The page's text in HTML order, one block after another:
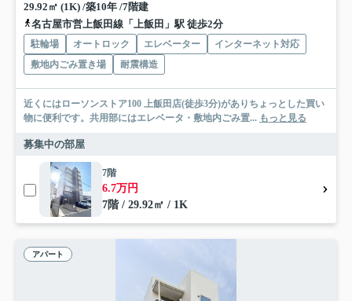
29.92㎡ (1K) /築10年 /7階建
名古屋市営上飯田線「上飯田」駅 徒歩2分
駐輪場 オートロック エレベーター
インターネット対応
敷地内ごみ置き場
耐震構造
近くにはローソンストア100 上飯田店(徒歩3分)がありちょっとした買い
物に便利です。共用部にはエレベータ・敷地内ごみ置... もっと見る
募集中の部屋
7階
6.7万円
7階 / 29.92㎡ / 1K
アパート